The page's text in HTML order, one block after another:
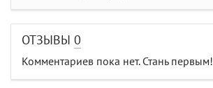
ОТЗЫВЫ 0
Комментариев пока нет. Стань первым!